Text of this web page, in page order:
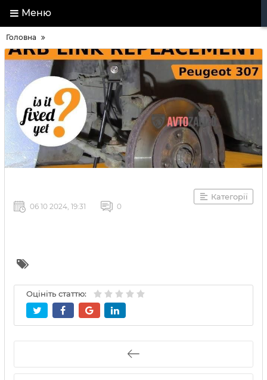
Меню
Головна
Категорії
06 10 2024, 19:31 0
Оцініть статтю: